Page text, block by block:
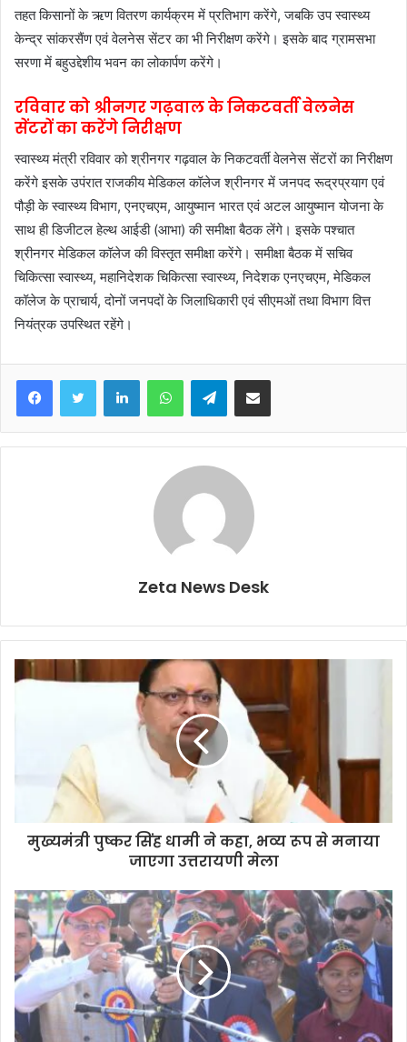
तहत किसानों के ऋण वितरण कार्यक्रम में प्रतिभाग करेंगे, जबकि उप स्वास्थ्य
केन्द्र सांकरसैंण एवं वेलनेस सेंटर का भी निरीक्षण करेंगे। इसके बाद ग्रामसभा
सरणा में बहुउद्देशीय भवन का लोकार्पण करेंगे।
रविवार को श्रीनगर गढ़वाल के निकटवर्ती वेलनेस
सेंटरों का करेंगे निरीक्षण
स्वास्थ्य मंत्री रविवार को श्रीनगर गढ़वाल के निकटवर्ती वेलनेस सेंटरों का निरीक्षण
करेंगे इसके उपंरात राजकीय मेडिकल कॉलेज श्रीनगर में जनपद रूद्रप्रयाग एवं
पौड़ी के स्वास्थ्य विभाग, एनएचएम, आयुष्मान भारत एवं अटल आयुष्मान योजना के
साथ ही डिजीटल हेल्थ आईडी (आभा) की समीक्षा बैठक लेंगे। इसके पश्चात
श्रीनगर मेडिकल कॉलेज की विस्तृत समीक्षा करेंगे। समीक्षा बैठक में सचिव
चिकित्सा स्वास्थ्य, महानिदेशक चिकित्सा स्वास्थ्य, निदेशक एनएचएम, मेडिकल
कॉलेज के प्राचार्य, दोनों जनपदों के जिलाधिकारी एवं सीएमओं तथा विभाग वित्त
नियंत्रक उपस्थित रहेंगे।
Telegram
Zeta News Desk
मुख्यमंत्री पुष्कर सिंह धामी ने कहा, भव्य रूप से मनाया
जाएगा उत्तरायणी मेला